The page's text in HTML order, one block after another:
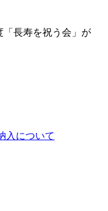
「長寿を祝う会」が
入について